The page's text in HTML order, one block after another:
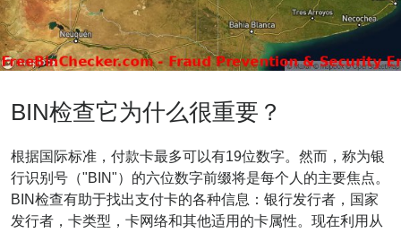
BIN检查它为什么很重要？
根据国际标准，付款卡最多可以有19位数字。然而，称为银
行识别号（"BIN"）的六位数字前缀将是每个人的主要焦点。
BIN检查有助于找出支付卡的各种信息：银行发行者，国家
发行者，卡类型，卡网络和其他适用的卡属性。现在利用从